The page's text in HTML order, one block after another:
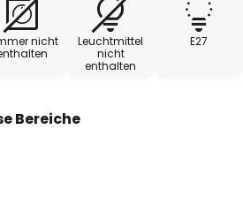
nicht
Leuchtmittel
nicht
enthalten
E27
Bereiche